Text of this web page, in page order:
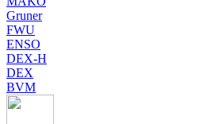
Gruner
FWU
ENSO
DEX-H
DEX
BVM